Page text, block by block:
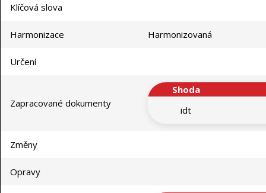
Klíčová slova
Harmonizace Harmonizovaná
Určení
Zapracované dokumenty
Shoda
idt
Změny
Opravy